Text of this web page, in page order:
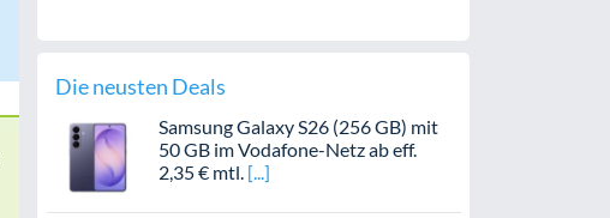
Die neusten Deals
Samsung Galaxy S26 (256 GB) mit
50 GB im Vodafone-Netz ab eff.
2,35 € mtl.